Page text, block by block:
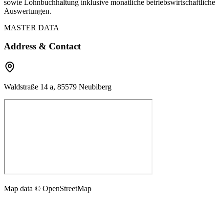
sowie Lohnbuchhaltung inklusive monatliche betriebswirtschaftliche
Auswertungen.
MASTER DATA
Address & Contact
Waldstraße 14 a, 85579 Neubiberg
Map data © OpenStreetMap